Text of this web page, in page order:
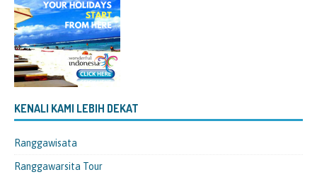
KENALI KAMI LEBIH DEKAT
Ranggawisata
Ranggawarsita Tour